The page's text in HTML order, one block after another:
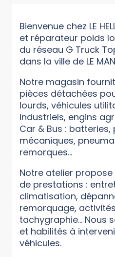
Bienvenue chez LE
et réparateur poids
du réseau G Truck
dans la ville de LE
Notre magasin
pièces détachées
lourds, véhicules
industriels, engins
Car & Bus : batteries,
mécaniques,
remorques...
Notre atelier
de prestations :
climatisation,
remorquage,
tachygraphie... Nous
et habilités à
véhicules.